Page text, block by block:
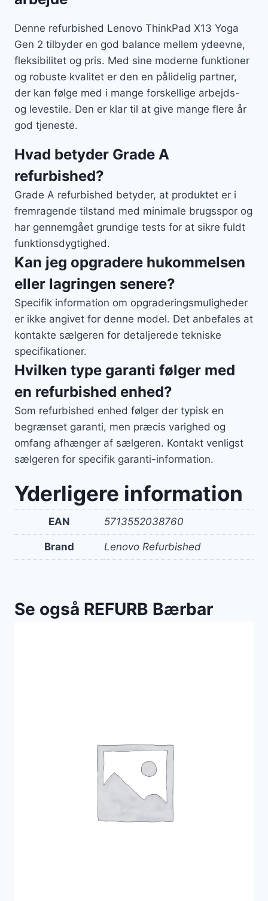
Denne refurbished Lenovo ThinkPad X13 Yoga
Gen 2 tilbyder en god balance mellem ydeevne,
fleksibilitet og pris. Med sine moderne funktioner
og robuste kvalitet er den en pålidelig partner,
der kan følge med i mange forskellige arbejds-
og levestile. Den er klar til at give mange flere år
god tjeneste.
Hvad betyder Grade A
refurbished?
Grade A refurbished betyder, at produktet er i
fremragende tilstand med minimale brugsspor og
har gennemgået grundige tests for at sikre fuldt
funktionsdygtighed.
Kan jeg opgradere hukommelsen
eller lagringen senere?
Specifik information om opgraderingsmuligheder
er ikke angivet for denne model. Det anbefales at
kontakte sælgeren for detaljerede tekniske
specifikationer.
Hvilken type garanti følger med
en refurbished enhed?
Som refurbished enhed følger der typisk en
begrænset garanti, men præcis varighed og
omfang afhænger af sælgeren. Kontakt venligst
sælgeren for specifik garanti-information.
Yderligere information
EAN 5713552038760
Brand Lenovo Refurbished
Se også REFURB Bærbar